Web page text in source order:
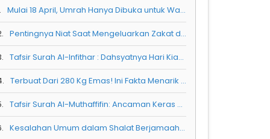
Mulai 18 April, Umrah Hanya Dibuka untuk Warga Saudi
Pentingnya Niat Saat Mengeluarkan Zakat dan Cara Melakukannya
Tafsir Surah Al-Infithar : Dahsyatnya Hari Kiamat dan Peringatan bagi manusia
Terbuat Dari 280 Kg Emas! Ini Fakta Menarik dan Keistimewaan Pintu Kabah yang Jarang Diketahui
Tafsir Surah Al-Muthaffifin: Ancaman Keras bagi Orang yang Curang dalam Timbangan
Kesalahan Umum dalam Shalat Berjamaah: Mendahului Imam dan Tidak Mengetahui Gerakannya